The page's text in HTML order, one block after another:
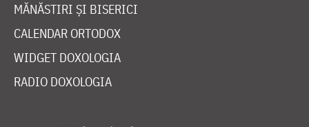
MĂNĂSTIRI ȘI BISERICI
CALENDAR ORTODOX
WIDGET DOXOLOGIA
RADIO DOXOLOGIA